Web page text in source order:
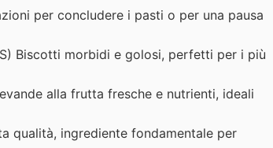
per concludere i pasti o per una pausa
Biscotti morbidi e golosi, perfetti per i più
alla frutta fresche e nutrienti, ideali
qualità, ingrediente fondamentale per